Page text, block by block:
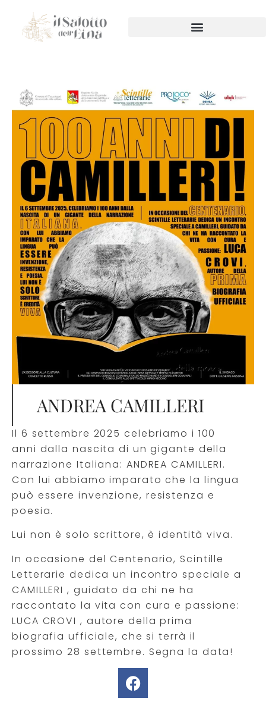
ANDREA CAMILLERI
Il 6 settembre 2025 celebriamo i 100
anni dalla nascita di un gigante della
narrazione Italiana: ANDREA CAMILLERI.
Con lui abbiamo imparato che la lingua
può essere invenzione, resistenza e
poesia.
Lui non è solo scrittore, è identità viva.
In occasione del Centenario, Scintille
Letterarie dedica un incontro speciale a
CAMILLERI , guidato da chi ne ha
raccontato la vita con cura e passione:
LUCA CROVI , autore della prima
biografia ufficiale, che si terrà il
prossimo 28 settembre. Segna la data!